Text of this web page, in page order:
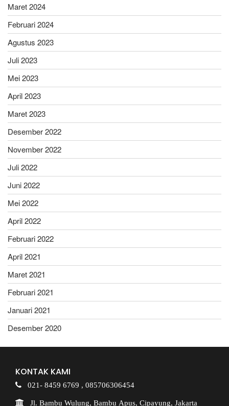
Maret 2024
Februari 2024
Agustus 2023
Juli 2023
Mei 2023
April 2023
Maret 2023
Desember 2022
November 2022
Juli 2022
Juni 2022
Mei 2022
April 2022
Februari 2022
April 2021
Maret 2021
Februari 2021
Januari 2021
Desember 2020
KONTAK KAMI
021- 8459 6769 , 085706306454
Jl. Bambu Wulung, Bambu Apus, Cipayung, Jakarta